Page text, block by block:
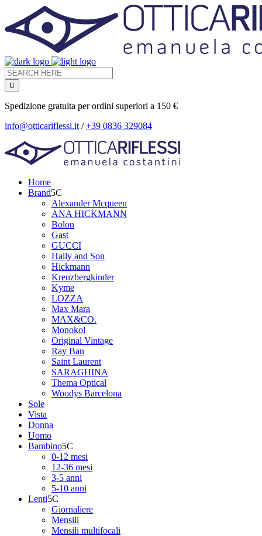
Spedizione gratuita per ordini superiori a 150 €
info@otticariflessi.it /+39 0836 329084
Home
Brand
Alexander Mcqueen
ANA HICKMANN
Bolon
Gast
GUCCI
Hally and Son
Hickmann
Kreuzbergkinder
Kyme
LOZZA
Max Mara
MAX&CO.
Monokol
Original Vintage
Ray Ban
Saint Laurent
SARAGHINA
Thema Optical
Woodys Barcelona
Sole
Vista
Donna
Uomo
Bambino
0-12 mesi
12-36 mesi
3-5 anni
5-10 anni
Lenti
Giornaliere
Mensili
Mensili multifocali